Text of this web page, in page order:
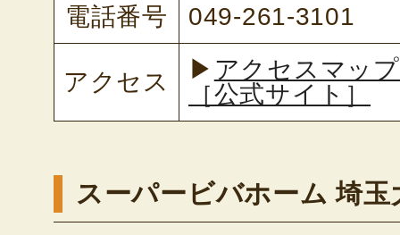
電話番号
049-261-3101
アクセス ▶ アクセスマッ
［公式サイト］
スーパービバホーム 埼玉